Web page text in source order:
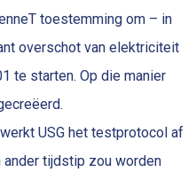
toestemming om – in
overschot van elektriciteit
te starten. Op die manier
USG het testprotocol af
ander tijdstip zou worden